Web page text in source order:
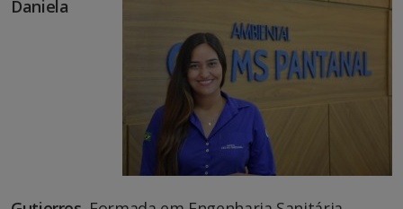
Daniela